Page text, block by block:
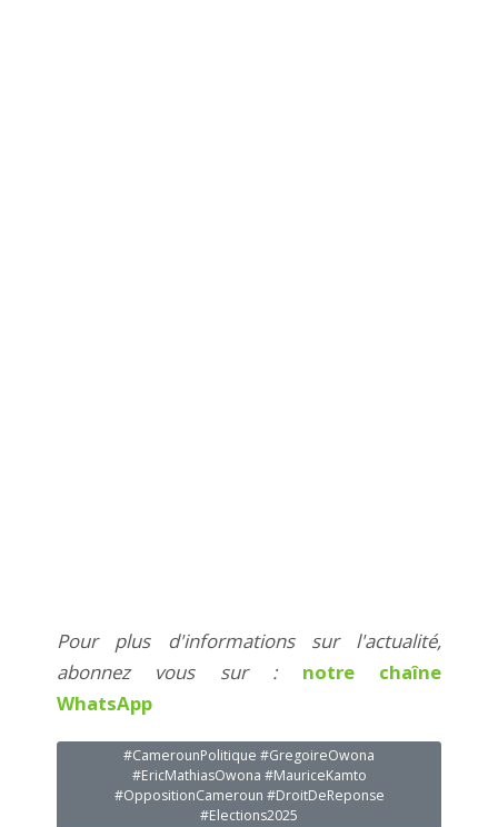
Pour plus d'informations sur l'actualité,
abonnez vous sur : notre chaîne
WhatsApp
#CamerounPolitique #GregoireOwona
#EricMathiasOwona #MauriceKamto
#OppositionCameroun #DroitDeReponse
#Elections2025